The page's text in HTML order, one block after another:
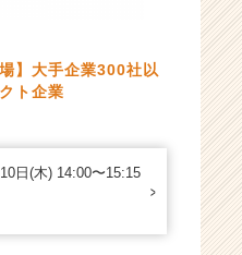
】大手企業300社以
ト企業
日(木) 14:00〜15:15